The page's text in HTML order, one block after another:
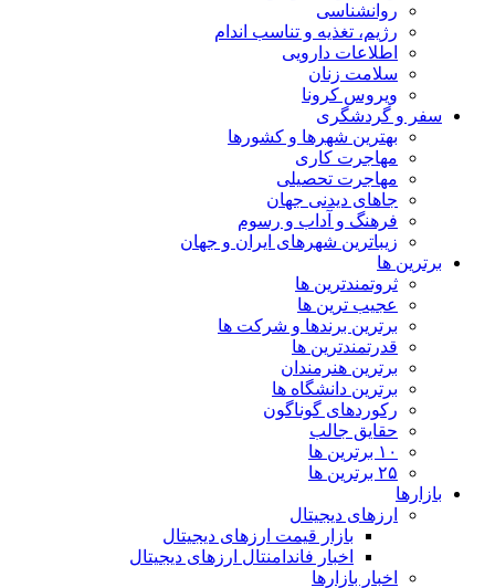
روانشناسی
رژیم، تغذیه و تناسب اندام
اطلاعات دارویی
سلامت زنان
ویروس کرونا
سفر و گردشگری
بهترین شهرها و کشورها
مهاجرت کاری
مهاجرت تحصیلی
جاهای دیدنی جهان
فرهنگ و آداب و رسوم
زیباترین شهرهای ایران و جهان
برترین ها
ثروتمندترین ها
عجیب ترین ها
برترین برندها و شرکت ها
قدرتمندترین ها
برترین هنرمندان
برترین دانشگاه ها
رکوردهای گوناگون
حقایق جالب
۱۰ برترین ها
۲۵ برترین ها
بازارها
ارزهای دیجیتال
بازار قیمت ارزهای دیجیتال
اخبار فاندامنتال ارزهای دیجیتال
اخبار بازارها